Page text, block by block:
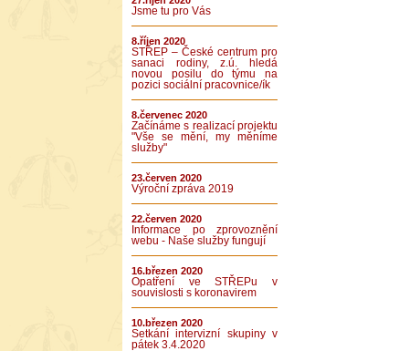
Jsme tu pro Vás
8.říjen 2020
STŘEP – České centrum pro
sanaci rodiny, z.ú. hledá
novou posilu do týmu na
pozici sociální pracovnice/ík
8.červenec 2020
Začínáme s realizací projektu
"Vše se mění, my měníme
služby"
23.červen 2020
Výroční zpráva 2019
22.červen 2020
Informace po zprovoznění
webu - Naše služby fungují
16.březen 2020
Opatření ve STŘEPu v
souvislosti s koronavirem
10.březen 2020
Setkání intervizní skupiny v
pátek 3.4.2020